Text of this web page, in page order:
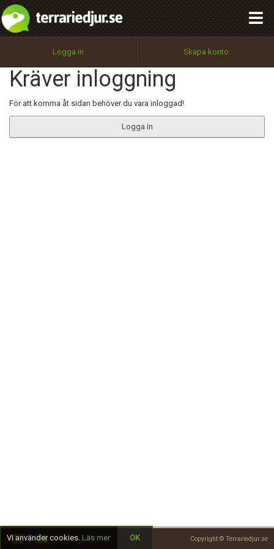
Logga in Skapa konto
Kräver inloggning
För att komma åt sidan behöver du vara inloggad!
Logga in
Copyright © Terrariedjur.se
Utför
100%
OK
integritetspolicy
Namn:
Epost:
Begär nytt lösenord
Tillbaka till förstasidan
Vi använder cookies. Läs mer OK